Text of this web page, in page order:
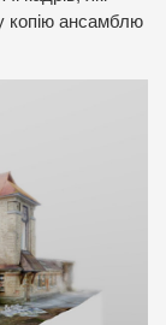
копію ансамблю